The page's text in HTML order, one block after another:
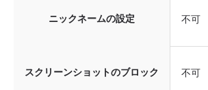
ニックネームの設定 不可
スクリーンショットのブロック 不可